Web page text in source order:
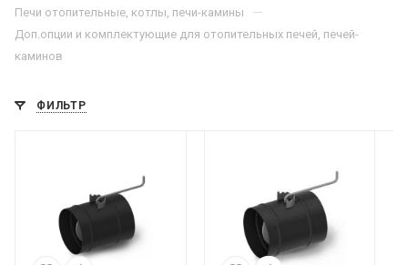
Печи отопительные, котлы, печи-камины —
Доп.опции и комплектующие для отопительных печей, печей-
каминов
ФИЛЬТР